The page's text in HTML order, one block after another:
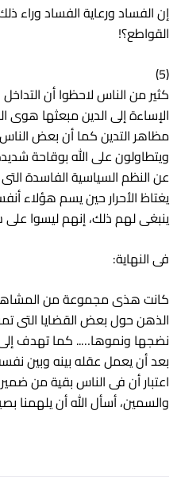
إن الفساد ورعاية الفساد وراء
القواطع؟!
(5)
كثير من الناس لاحظوا أن التداخل
الإساءة إلى الدين مبعثها
مظاهر التدين كما أن بعض
ويتطاولون على الله بوقاحة
عن النظم السياسية الفاسدة
يغتاظ الأحرار حين يسم هؤلاء
ينبغى لهم ذلك، إنهم ليسوا
فى النهاية:
كانت هذى مجموعة من
الذهن حول بعض القضايا التى
نضجها ونموها….. كما تهدف
بعد أن يعمل عقله بينه وبين
اعتبار أن فى الناس بقية من
والسمين، أسأل الله أن يلهمنا